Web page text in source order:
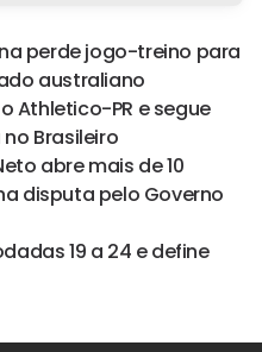
perde jogo-treino para
australiano
Athletico-PR e segue
Brasileiro
abre mais de 10
disputa pelo Governo
19 a 24 e define